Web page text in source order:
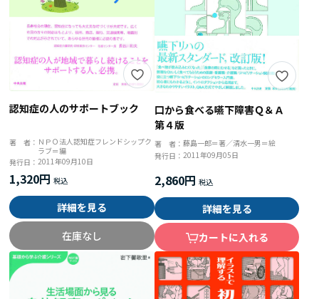
認知症の人のサポートブック
著 者： ＮＰＯ法人認知症フレンドシップク
ラブ＝編
発行日：2011年09月10日
1,320円
詳細を見る
在庫なし
口から食べる嚥下障害Ｑ＆Ａ
第４版
著 者： 藤島一郎＝著／清水一男＝絵
発行日： 2011年09月05日
2,860円
詳細を見る
カートに入れる